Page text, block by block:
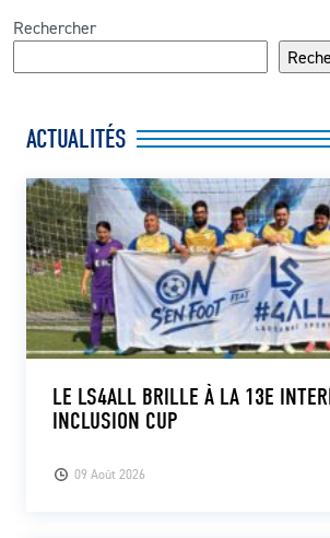
Rechercher
ACTUALITÉS
09 Août 2026
LE LS4ALL BRILLE À LA 13E
INCLUSION CUP